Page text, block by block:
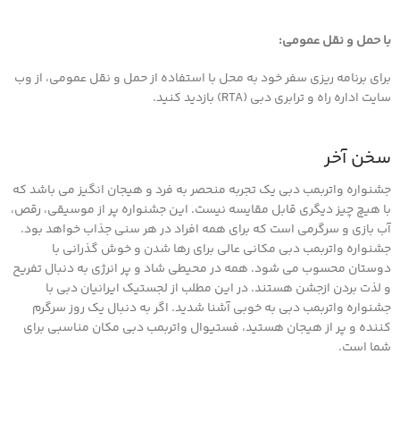
با حمل و نقل عمومی:
برای برنامه ریزی سفر خود به محل با استفاده از حمل و نقل عمومی، از وب
سایت اداره راه و ترابری دبی (RTA) بازدید کنید.
سخن آخر
جشنواره واتربمب دبی یک تجربه منحصر به فرد و هیجان انگیز می باشد که
با هیچ چیز دیگری قابل مقایسه نیست. این جشنواره پر از موسیقی، رقص،
آب بازی و سرگرمی است که برای همه افراد در هر سنی جذاب خواهد بود.
جشنواره واتربمب دبی مکانی عالی برای رها شدن و خوش گذرانی با
دوستان محسوب می شود. همه در محیطی شاد و پر انرژی به دنبال تفریح ​​
و لذت بردن ازجشن هستند. در این مطلب از لجستیک ایرانیان دبی با
جشنواره واتربمب دبی به خوبی آشنا شدید. اگر به دنبال یک روز سرگرم
کننده و پر از هیجان هستید، فستیوال واتربمب دبی مکان مناسبی برای
شما است.